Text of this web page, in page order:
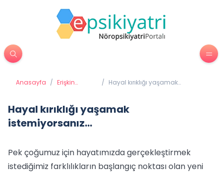
Anasayfa / Erişkin
/ Hayal kırıklığı yaşamak
Hayal kırıklığı yaşamak
istemiyorsanız...
Pek çoğumuz için hayatımızda gerçekleştirmek
istediğimiz farklılıkların başlangıç noktası olan yeni